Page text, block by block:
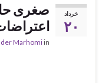
خرداد
۲۰
Marhomiin